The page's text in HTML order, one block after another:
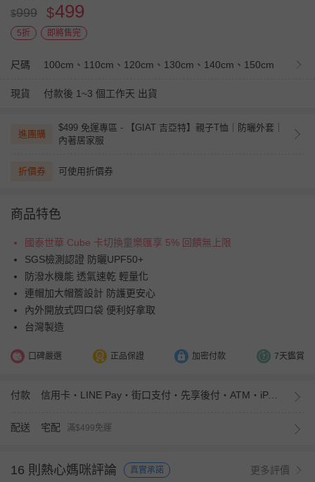
$999 $499
5折 即將售完
尺碼 100cm、110cm、120cm、130cm、140cm、150cm
現貨 付款後 1~3 個工作天 出貨
進團購
$499 免運專區 - 【GIAT 吉亞特】親子T恤｜防曬外套｜
內著居家服
折價券 可使用折價券
商品特色
國泰世華 Cube 卡切換童樂匯享 5% 回饋無上限
SGS檢測認證 防曬UPF50+
防潑水機能 透氣速乾 輕量化
連帽加大帽簷設計 防護更安心
內外開放式四口袋 便利好拿取
台灣製造
口碑嚴選 正品保證 加密付款 7天鑑賞
付款 信用卡・LINE Pay・街口支付・先享後付・ATM・iPASS MONEY
配送 宅配 滿$499免運
16 則熱心媽咪評論 真實承諾 更多評價